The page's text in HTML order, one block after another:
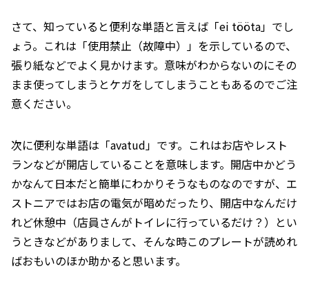
さて、知っていると便利な単語と言えば「ei tööta」でし
ょう。これは「使用禁止（故障中）」を示しているので、
張り紙などでよく見かけます。意味がわからないのにその
まま使ってしまうとケガをしてしまうこともあるのでご注
意ください。
次に便利な単語は「avatud」です。これはお店やレスト
ランなどが開店していることを意味します。開店中かどう
かなんて日本だと簡単にわかりそうなものなのですが、エ
ストニアではお店の電気が暗めだったり、開店中なんだけ
れど休憩中（店員さんがトイレに行っているだけ？）とい
うときなどがありまして、そんな時このプレートが読めれ
ばおもいのほか助かると思います。